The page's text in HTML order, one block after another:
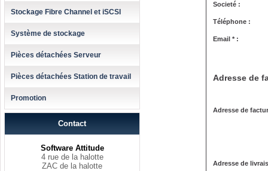
Stockage Fibre Channel et iSCSI
Système de stockage
Pièces détachées Serveur
Pièces détachées Station de travail
Promotion
Contact
Software Attitude
4 rue de la halotte
ZAC de la halotte
Societé :
Téléphone :
Email * :
Adresse de
Adresse de
Adresse de